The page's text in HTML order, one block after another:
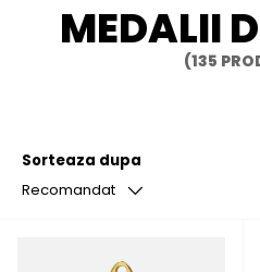
MEDALII
(135
Sorteaza dupa
Recomandat